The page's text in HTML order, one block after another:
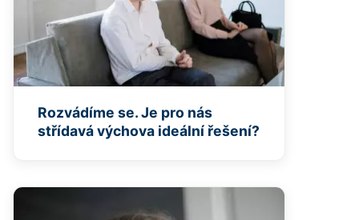
Rozvádíme se. Je pro nás
střídavá výchova ideální řešení?